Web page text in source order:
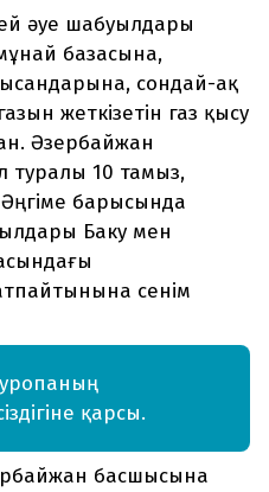
әуе шабуылдары
базасына,
сондай-ақ
жеткізетін газ қысу
Әзербайжан
туралы 10 тамыз,
Әңгіме барысында
Баку мен
сенім
қарсы.
басшысына